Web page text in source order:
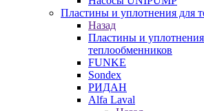
Пластины и уплотнения для
Назад
Пластины и
теплообменников
FUNKE
Sondex
РИДАН
Alfa Laval